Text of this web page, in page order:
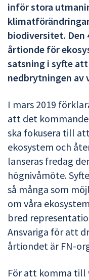
inför stora
biodiversitet. Den
årtionde för
satsning i syfte
nedbrytningen av
I mars 2019
att det
ska fokusera till
ekosystem och
lanseras fredag
högnivåmöte.
så många som
om våra
bred
Ansvariga för att
årtiondet är FN-
För att komma till